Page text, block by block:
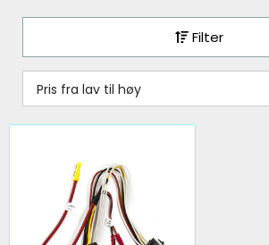
Filter
Pris fra lav til høy